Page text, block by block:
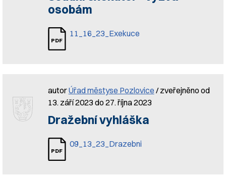
osobám
11_16_23_Exekuce
autorÚřad městyse Pozlovice / zveřejněno od
13. září 2023 do 27. října 2023
Dražební vyhláška
09_13_23_Drazebni